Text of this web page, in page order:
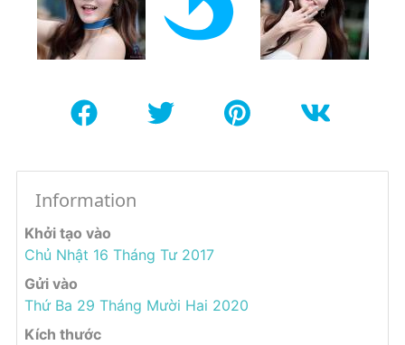
Information
Khởi tạo vào
Chủ Nhật 16 Tháng Tư 2017
Gửi vào
Thứ Ba 29 Tháng Mười Hai 2020
Kích thước